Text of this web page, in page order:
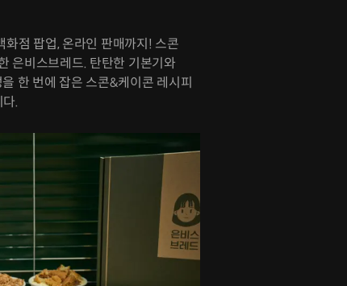
점 팝업, 온라인 판매까지! 스콘
은비스브레드. 탄탄한 기본기와
한 번에 잡은 스콘&케이콘 레시피
.